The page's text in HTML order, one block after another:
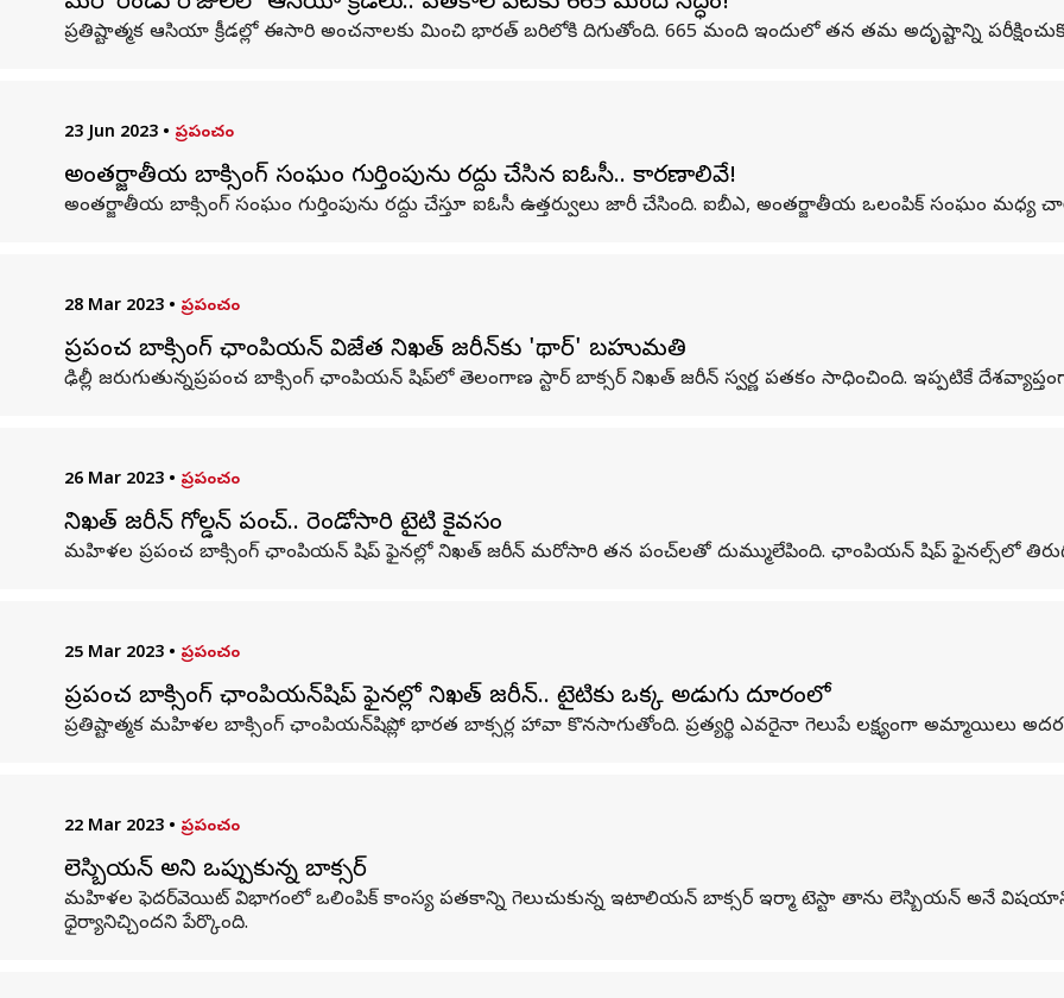
ప్రతిష్టాత్మక ఆసియా క్రీడల్లో ఈసారి అంచనాలకు మించి భారత్ బరిలోకి దిగుతోంది. 665 మంది ఇందులో తన తమ అదృష్టాన్ని
23 Jun 2023 • ప్రపంచం
అంతర్జాతీయ బాక్సింగ్ సంఘం గుర్తింపును రద్దు చేసిన ఐఓసీ.. కారణాలివే!
అంతర్జాతీయ బాక్సింగ్ సంఘం గుర్తింపును రద్దు చేస్తూ ఐఓసీ ఉత్తర్వులు జారీ చేసింది. ఐబీఎ, అంతర్జాతీయ ఒలంపిక్ సంఘం
28 Mar 2023 • ప్రపంచం
ప్రపంచ బాక్సింగ్ ఛాంపియన్ విజేత నిఖత్ జరీన్‌కు 'థార్' బహుమతి
ఢిల్లీ జరుగుతున్నప్రపంచ బాక్సింగ్ ఛాంపియన్ షిప్‌లో తెలంగాణ స్టార్ బాక్సర్ నిఖత్ జరీన్ స్వర్ణ పతకం సాధించింది. ఇప్పటికే దేశవ్యాప్తంగా
26 Mar 2023 • ప్రపంచం
నిఖత్ జరీన్ గోల్డన్ పంచ్.. రెండోసారి టైటిల్ కైవసం
మహిళల ప్రపంచ బాక్సింగ్ ఛాంపియన్ షిప్ ఫైనల్లో నిఖత్ జరీన్ మరోసారి తన పంచ్‌లతో దుమ్ములేపింది. ఛాంపియన్ షిప్ ఫైనల్స్‌లో
25 Mar 2023 • ప్రపంచం
ప్రపంచ బాక్సింగ్ ఛాంపియన్‌షిప్ ఫైనల్లో నిఖత్ జరీన్.. టైటిల్‌కు ఒక్క అడుగు దూరంలో
ప్రతిష్టాత్మక మహిళల బాక్సింగ్ ఛాంపియన్‌షిప్లో భారత బాక్సర్ల హావా కొనసాగుతోంది. ప్రత్యర్థి ఎవరైనా గెలుపే లక్ష్యంగా అమ్మాయిలు
22 Mar 2023 • ప్రపంచం
లెస్బియన్ అని ఒప్పుకున్న బాక్సర్
మహిళల ఫెదర్‌వెయిట్ విభాగంలో ఒలింపిక్ కాంస్య పతకాన్ని గెలుచుకున్న ఇటాలియన్ బాక్సర్ ఇర్మా టెస్టా తాను లెస్బియన్ అనే
ధైర్యానిచ్చిందని పేర్కొంది.